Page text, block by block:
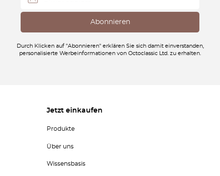
Durch Klicken auf "Abonnieren" erklären Sie sich damit einverstanden,
personalisierte Werbeinformationen von Octoclassic Ltd. zu erhalten.
Jetzt einkaufen
Produkte
Über uns
Wissensbasis